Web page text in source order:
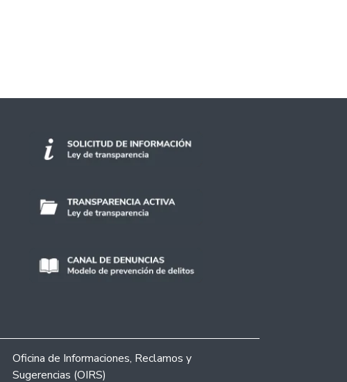
Oficina de Informaciones, Reclamos y
Sugerencias (OIRS)